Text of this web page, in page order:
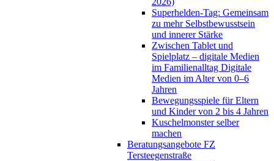
Superhelden-Tag: Gemeinsam
zu mehr Selbstbewusstsein
und innerer Stärke
Zwischen Tablet und
Spielplatz – digitale Medien
im Familienalltag Digitale
Medien im Alter von 0–6
Jahren
Bewegungsspiele für Eltern
und Kinder von 2 bis 4 Jahren
Kuschelmonster selber
machen
Beratungsangebote FZ
Tersteegenstraße